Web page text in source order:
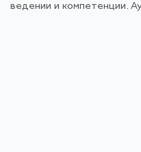
ведении и компетенции.